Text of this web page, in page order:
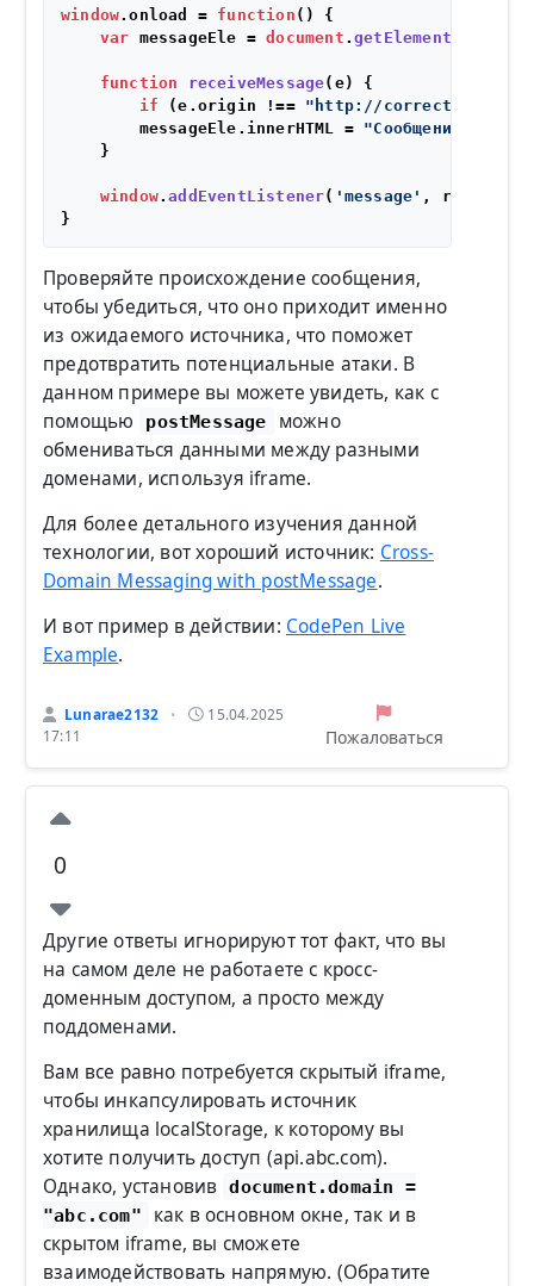
window.onload = function ( ) {
var messageEle = document .getElementById
function receiveMessage( e) {
if (e. origin !== "http://correct-
        messageEle.
innerHTML = "Сообщение
    }
window.addEventListener( 'message' ,
Проверяйте происхождение сообщения,
чтобы убедиться, что оно приходит именно
из ожидаемого источника, что поможет
предотвратить потенциальные атаки. В
данном примере вы можете увидеть, как с
помощью
postMessage
можно
обмениваться данными между разными
доменами, используя iframe.
Для более детального изучения данной
технологии, вот хороший источник: Cross-
Domain Messaging with postMessage.
И вот пример в действии: CodePen Live
Example.
Lunarae2132 •
15.04.2025
17:11
Пожаловаться
0
Другие ответы игнорируют тот факт, что вы
на самом деле не работаете с кросс-
доменным доступом, а просто между
поддоменами.
Вам все равно потребуется скрытый iframe,
чтобы инкапсулировать источник
хранилища localStorage, к которому вы
хотите получить доступ (api.abc.com).
Однако, установив
document.domain =
"abc.com"
как в основном окне, так и в
скрытом iframe, вы сможете
взаимодействовать напрямую. (Обратите